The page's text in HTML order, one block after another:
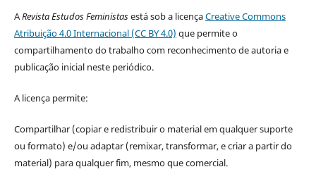
ARevista Estudos Feministasestá sob a licençaCreative Commons
Atribuição 4.0 Internacional (CC BY 4.0) que permite o
compartilhamento do trabalho com reconhecimento de autoria e
publicação inicial neste periódico.
A licença permite:
Compartilhar (copiar e redistribuir o material em qualquer suporte
ou formato) e/ou adaptar (remixar, transformar, e criar a partir do
material) para qualquer fim, mesmo que comercial.